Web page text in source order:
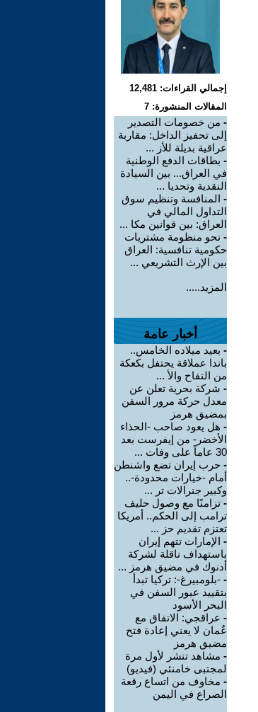
إجمالي القراءات: 12,481
المقالات المنشورة: 7
- من خصومات التصدير
إلى تحفيز الداخل: مقاربة
عراقية بديلة للأز ...
- بطاقات الدفع الوطنية
في العراق... بين السيادة
النقدية وتحديا ...
- المنافسة وتنظيم سوق
التداول المالي في
العراق: بين قوانين مكا ...
- نحو منظومة مشتريات
حكومية تنافسية: العراق
بين الإرث التشريعي ...
المزيد.....
أخبار عامة
- بعيد ميلاده الخامس..
باندا عملاقة يحتفل بكعكة
من التفاح والأ ...
- شركة بحرية تعلن عن
معدل حركة مرور السفن
بمضيق هرمز
- هل يعود صاحب -الحذاء
الأخضر- من إيفرست بعد
30 عاماً على وفات ...
- حرب إيران تضع واشنطن
أمام -خيارات محدودة-..
وكبير جنرالات تر ...
- تزامنًا مع وصول حليف
ترامب إلى الحكم.. أمريكا
تعتزم تقديم حز ...
- الإمارات تتهم إيران
باستهداف ناقلة لشركة
أدنوك في مضيق هرمز ...
- -بلومبيرغ-: تركيا تبدأ
بتقييد عبور السفن في
البحر الأسود
- عراقجي: الاتفاق مع
عُمان لا يعني إعادة فتح
مضيق هرمز
- مشاهد تنشر لأول مرة
لمجتبى خامنئي (فيديو)
- مخاوف من اتساع رقعة
الصراع في اليمن